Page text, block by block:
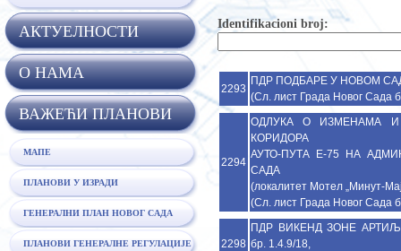
Identifikacioni broj:
2293
ПДР ПОДБАРЕ У НОВОМ
(Сл. лист Града Новог Сада
2294
ОДЛУКА О ИЗМЕНАМА И
КОРИДОРА
АУТО-ПУТА Е-75 НА
САДА
(локалитет Мотел „Минут-
(Сл. лист Града Новог Сада
2298
ПДР ВИКЕНД ЗОНЕ
бр. 1.4.9/18,
АКТУЕЛНОСТИ
O НАМА
ВАЖЕЋИ ПЛАНОВИ
МАПЕ
ПЛАНОВИ У ИЗРАДИ
ГЕНЕРАЛНИ ПЛАН НОВОГ САДА
ПЛАНОВИ ГЕНЕРАЛНЕ РЕГУЛАЦИЈЕ